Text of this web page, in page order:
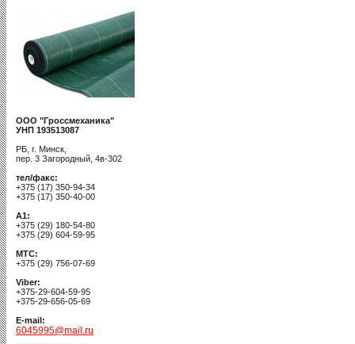
ООО "Гроссмеханика"
УНП 193513087
РБ, г. Минск,
пер. 3 Загородный, 4в-302
тел/факс:
+375 (17) 350-94-34
+375 (17) 350-40-00
A1:
+375 (29) 180-54-80
+375 (29) 604-59-95
MTC:
+375 (29) 756-07-69
Viber:
+375-29-604-59-95
+375-29-656-05-69
E-mail:
6045995@mail.ru